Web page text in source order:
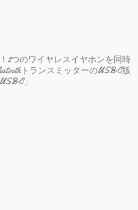
2つのワイヤレスイヤホンを同時
トランスミッターのUSB-C版
C」